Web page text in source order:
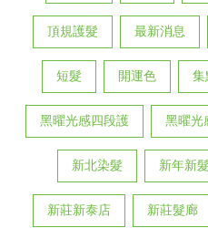
頂規護髮 最新消息
短髮 開運色 集
黑曜光感四段護 黑曜光
新北染髮 新年新
新莊新泰店 新莊髮廊